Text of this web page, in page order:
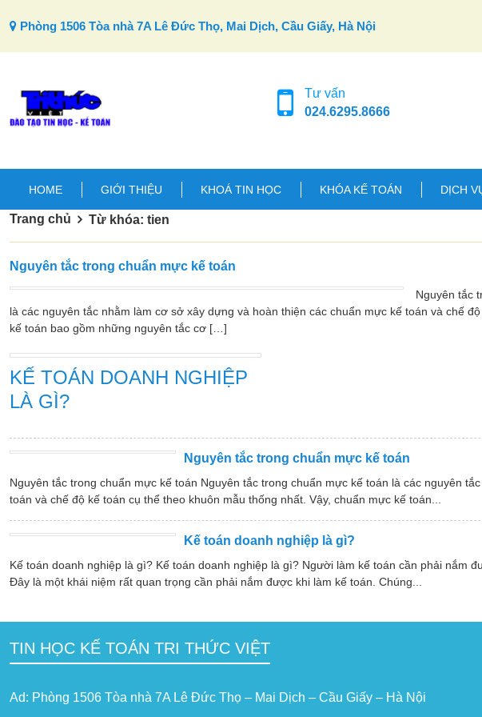
Phòng 1506 Tòa nhà 7A Lê Đức Thọ, Mai Dịch, Cầu Giấy, Hà Nội
Tư vấn
024.6295.8666
HOME GIỚI THIỆU KHOÁ TIN HỌC KHÓA KẾ TOÁN DỊCH
Trang chủ Từ khóa: tien
Nguyên tắc trong chuẩn mực kế toán
Nguyên tắc
là các nguyên tắc nhằm làm cơ sở xây dựng và hoàn thiện các chuẩn mực kế toán và chế
kế toán bao gồm những nguyên tắc cơ […]
KẾ TOÁN DOANH NGHIỆP
LÀ GÌ?
Nguyên tắc trong chuẩn mực kế toán
Nguyên tắc trong chuẩn mực kế toán Nguyên tắc trong chuẩn mực kế toán là các nguyên
toán và chế độ kế toán cụ thể theo khuôn mẫu thống nhất. Vậy, chuẩn mực kế toán...
Kế toán doanh nghiệp là gì?
Kế toán doanh nghiệp là gì? Kế toán doanh nghiệp là gì? Người làm kế toán cần phải nắm
Đây là một khái niệm rất quan trọng cần phải nắm được khi làm kế toán. Chúng...
TIN HỌC KẾ TOÁN TRI THỨC VIỆT
Ad: Phòng 1506 Tòa nhà 7A Lê Đức Thọ – Mai Dịch – Cầu Giấy – Hà Nội